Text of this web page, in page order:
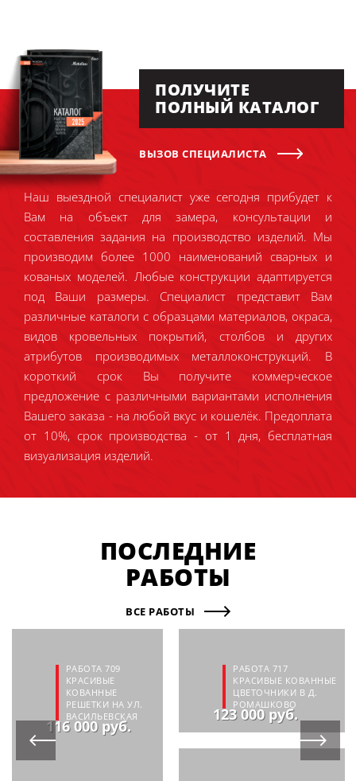
ПОЛУЧИТЕ
ПОЛНЫЙ КАТАЛОГ
ВЫЗОВ СПЕЦИАЛИСТА
Наш выездной специалист уже сегодня прибудет к
Вам на объект для замера, консультации и
составления задания на производство изделий. Мы
производим более 1000 наименований сварных и
кованых моделей. Любые конструкции адаптируется
под Ваши размеры. Специалист представит Вам
различные каталоги с образцами материалов, окраса,
видов кровельных покрытий, столбов и других
атрибутов производимых металлоконструкций. В
короткий срок Вы получите коммерческое
предложение с различными вариантами исполнения
Вашего заказа - на любой вкус и кошелёк. Предоплата
от 10%, срок производства - от 1 дня, бесплатная
визуализация изделий.
ПОСЛЕДНИЕ
РАБОТЫ
ВСЕ РАБОТЫ
РАБОТА 709
КРАСИВЫЕ
КОВАННЫЕ
РЕШЕТКИ НА УЛ.
ВАСИЛЬЕВСКАЯ
116 000 руб.
РАБОТА 717
КРАСИВЫЕ КОВАННЫЕ
ЦВЕТОЧНИКИ В Д.
РОМАШКОВО
123 000 руб.